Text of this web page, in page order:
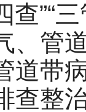
查”“
、管
道带
查整